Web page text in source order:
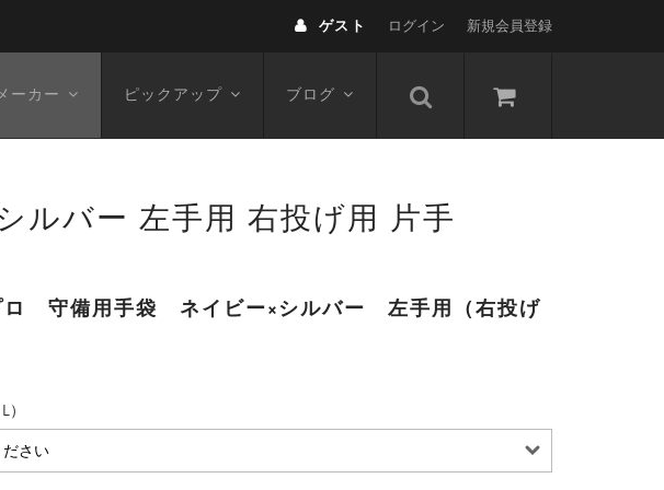
ゲスト ログイン 新規会員登録
ーカー ピックアップ ブログ
ルバー 左手用 右投げ用 片手
ロ 守備用手袋 ネイビー×シルバー 左手用（右投げ